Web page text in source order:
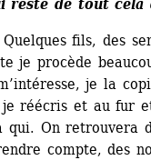
reste de tout cela
fils, des
je procède
je la
réécris et au fur
qui. On retrouvera
compte, des